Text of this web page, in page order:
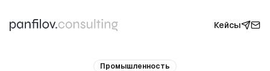
Кейсы
Промышленность